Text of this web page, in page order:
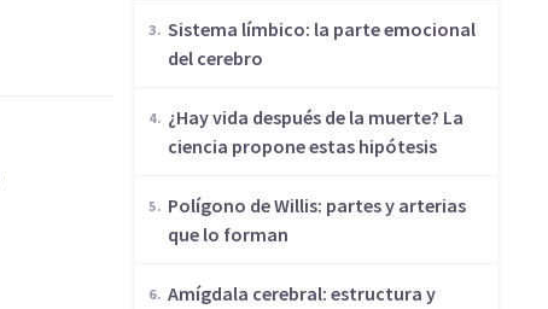
Sistema límbico: la parte emocional
del cerebro
¿Hay vida después de la muerte? La
ciencia propone estas hipótesis
Polígono de Willis: partes y arterias
que lo forman
Amígdala cerebral: estructura y